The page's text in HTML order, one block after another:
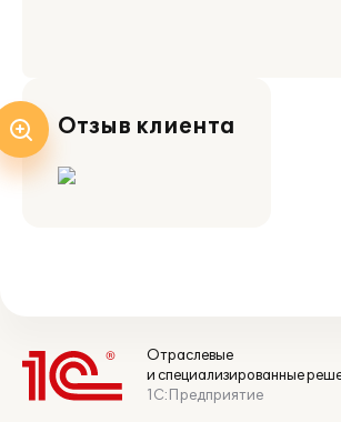
Отзыв клиента
Отраслевые
и специализированные
1С:Предприятие